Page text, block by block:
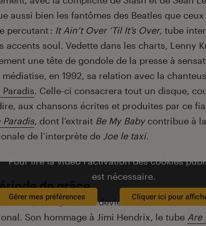
aussi bien les fantômes des Beatles que ceux
percutant : It Ain’t Over ‘Til It’s Over, tube
accents soul. Vedette dans les charts, Lenny
une tête de gondole de la presse à
médiatise, en 1992, sa relation avec la
Paradis. Celle-ci consacrera tout un disque,
aux chansons écrites et produites par ce
Paradis, dont l’extrait Be My Babycontribue à
de l’interprète de Joe le taxi.
Pour lire la vidéo l’activation des cookies
est nécessaire.
Gérer mes préférences Cliquer ici pour
de grâce
1993, Lenny Kravitz devient la véritable star
Son hommage à Jimi Hendrix, le tube Are